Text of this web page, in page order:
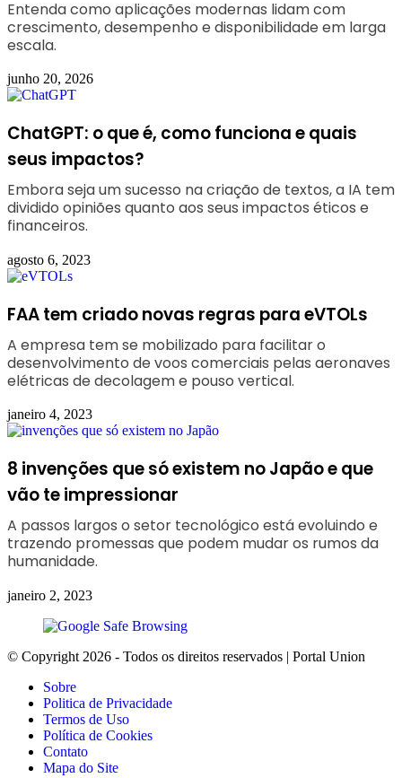
Entenda como aplicações modernas lidam com
crescimento, desempenho e disponibilidade em larga
escala.
junho 20, 2026
ChatGPT: o que é, como funciona e quais
seus impactos?
Embora seja um sucesso na criação de textos, a IA tem
dividido opiniões quanto aos seus impactos éticos e
financeiros.
agosto 6, 2023
FAA tem criado novas regras para eVTOLs
A empresa tem se mobilizado para facilitar o
desenvolvimento de voos comerciais pelas aeronaves
elétricas de decolagem e pouso vertical.
janeiro 4, 2023
8 invenções que só existem no Japão e que
vão te impressionar
A passos largos o setor tecnológico está evoluindo e
trazendo promessas que podem mudar os rumos da
humanidade.
janeiro 2, 2023
© Copyright 2026 - Todos os direitos reservados | Portal Union
Sobre
Politica de Privacidade
Termos de Uso
Política de Cookies
Contato
Mapa do Site